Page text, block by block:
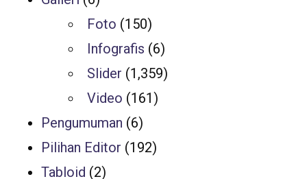
Foto (150)
Infografis (6)
Slider (1,359)
Video (161)
Pengumuman (6)
Pilihan Editor (192)
Tabloid (2)